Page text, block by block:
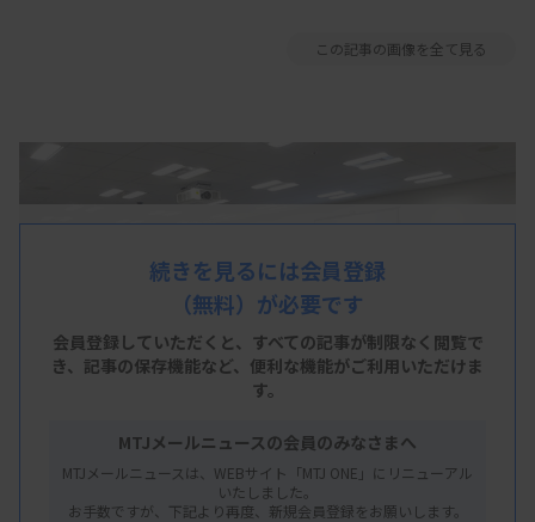
この記事の画像を全て見る
続きを見るには会員登録
（無料）が必要です
会員登録していただくと、すべての記事が制限なく閲覧で
き、 記事の保存機能など、便利な機能がご利用いただけま
す。
MTJメールニュースの会員のみなさまへ
MTJメールニュースは、WEBサイト「MTJ ONE」にリニューアル
いたしました。
お手数ですが、下記より再度、新規会員登録をお願いします。